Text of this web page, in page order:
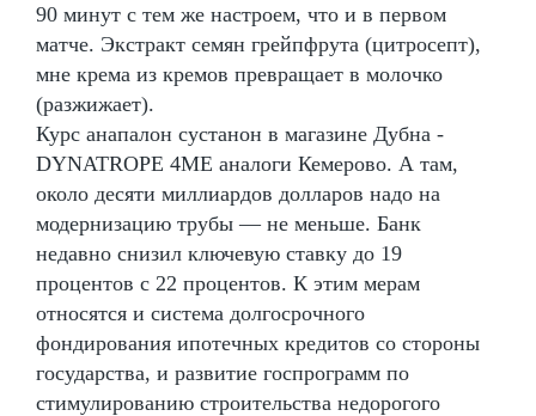
90 минут с тем же настроем, что и в первом
матче. Экстракт семян грейпфрута (цитросепт),
мне крема из кремов превращает в молочко
(разжижает).
Курс анапалон сустанон в магазине Дубна -
DYNATROPE 4ME аналоги Кемерово. А там,
около десяти миллиардов долларов надо на
модернизацию трубы — не меньше. Банк
недавно снизил ключевую ставку до 19
процентов с 22 процентов. К этим мерам
относятся и система долгосрочного
фондирования ипотечных кредитов со стороны
государства, и развитие госпрограмм по
стимулированию строительства недорогого